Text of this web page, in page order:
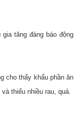
tăng đáng báo động
cho thấy khẩu phần ăn
thiếu nhiều rau, quả.